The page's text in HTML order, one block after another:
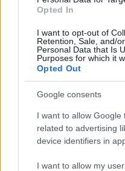
Opted In
I want to opt-out of
Retention, Sale, and/
Personal Data that Is
Purposes for which it
Opted Out
Google consents
I want to allow Google
related to advertising
device identifiers in
I want to allow my
KÁNIKULA-AKTUÁL:
LEGKRITIKUSABB AZ
SZEMPONTJÁBÓL, DE
EGYELŐRE KITART
A Védelmi Munkacsoport